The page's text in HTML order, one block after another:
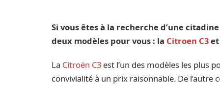
Si vous êtes à la recherche d’une
deux modèles pour vous : la Citroen C3
La Citroën C3 est l’un des modèles les plus
convivialité à un prix raisonnable. De l’autre